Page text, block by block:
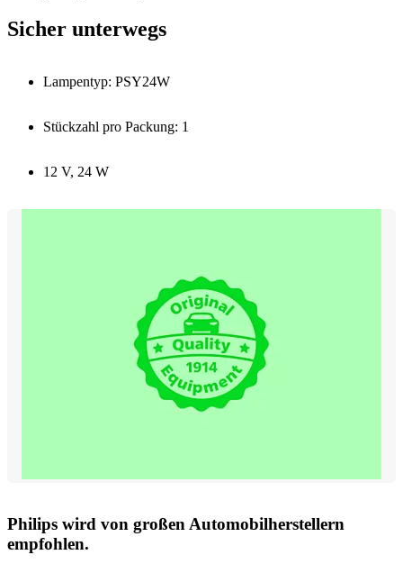
Sicher unterwegs
Lampentyp: PSY24W
Stückzahl pro Packung: 1
12 V, 24 W
Philips wird von großen Automobilherstellern
empfohlen.